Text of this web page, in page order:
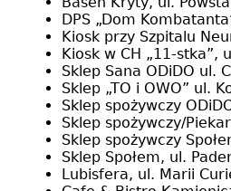
DPS „Dom
Kiosk przy Szpitalu
Kiosk w CH „11-stka”,
Sklep Sana ODiDO ul.
Sklep „TO i OWO” ul.
Sklep spożywczy
Sklep spożywczy/
Sklep spożywczy
Sklep Społem, ul.
Lubisfera, ul. Marii